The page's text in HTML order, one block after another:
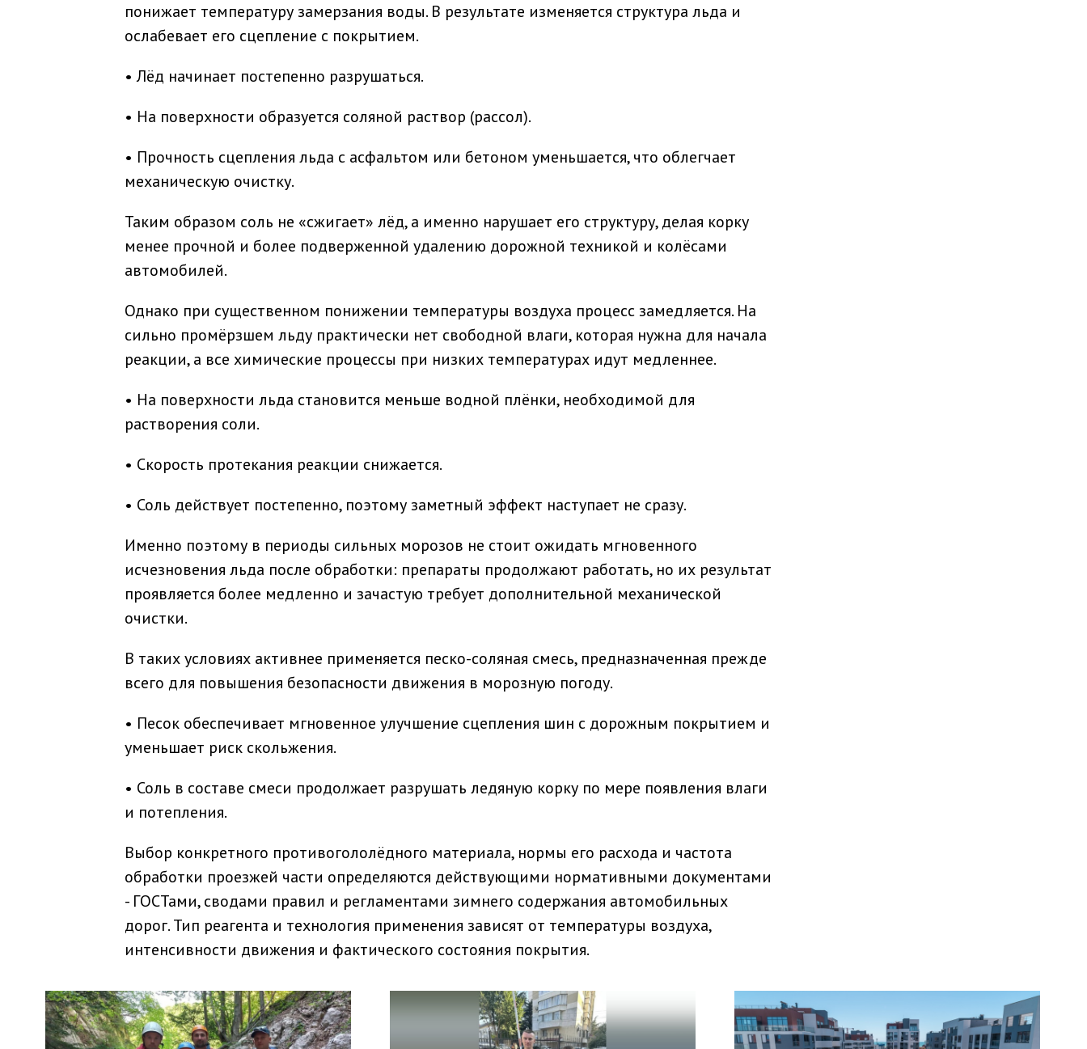
понижает температуру замерзания воды. В результате изменяется структура льда и
ослабевает его сцепление с покрытием.
• Лёд начинает постепенно разрушаться.
• На поверхности образуется соляной раствор (рассол).
• Прочность сцепления льда с асфальтом или бетоном уменьшается, что облегчает
механическую очистку.
Таким образом соль не «сжигает» лёд, а именно нарушает его структуру, делая корку
менее прочной и более подверженной удалению дорожной техникой и колёсами
автомобилей.
Однако при существенном понижении температуры воздуха процесс замедляется. На
сильно промёрзшем льду практически нет свободной влаги, которая нужна для начала
реакции, а все химические процессы при низких температурах идут медленнее.
• На поверхности льда становится меньше водной плёнки, необходимой для
растворения соли.
• Скорость протекания реакции снижается.
• Соль действует постепенно, поэтому заметный эффект наступает не сразу.
Именно поэтому в периоды сильных морозов не стоит ожидать мгновенного
исчезновения льда после обработки: препараты продолжают работать, но их результат
проявляется более медленно и зачастую требует дополнительной механической
очистки.
В таких условиях активнее применяется песко-соляная смесь, предназначенная прежде
всего для повышения безопасности движения в морозную погоду.
• Песок обеспечивает мгновенное улучшение сцепления шин с дорожным покрытием и
уменьшает риск скольжения.
• Соль в составе смеси продолжает разрушать ледяную корку по мере появления влаги
и потепления.
Выбор конкретного противогололёдного материала, нормы его расхода и частота
обработки проезжей части определяются действующими нормативными документами
- ГОСТами, сводами правил и регламентами зимнего содержания автомобильных
дорог. Тип реагента и технология применения зависят от температуры воздуха,
интенсивности движения и фактического состояния покрытия.